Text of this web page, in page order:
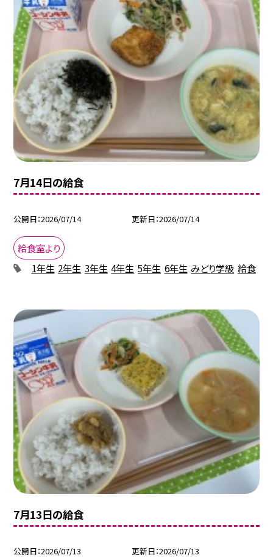
7月14日の給食
公開日 2026/07/14 更新日 2026/07/14
給食室より
1年生 2年生 3年生 4年生 5年生 6年生 みどり学級 給食
7月13日の給食
公開日 2026/07/13 更新日 2026/07/13